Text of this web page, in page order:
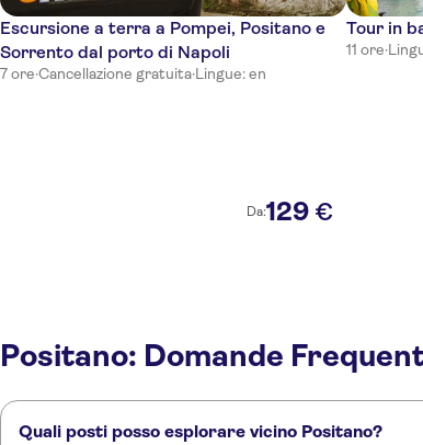
Escursione a terra a Pompei, Positano e
Sorrento dal porto di Napoli
7 ore·Cancellazione gratuita·Lingue: en
Da:129 €
Tour in
11 ore·
Positano: Domande
Quali posti posso esplorare vicino Positano?